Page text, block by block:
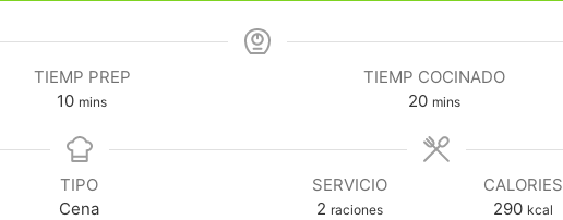
TIEMP PREP
10minutes
mins
TIEMP COCINADO
20minutes
mins
TIPO
Cena
SERVICIO
2 raciones
CALORIES
290 kcal